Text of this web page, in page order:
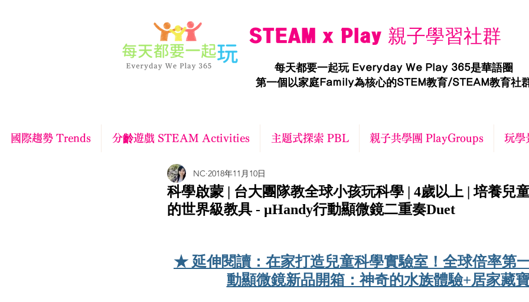
STEAM x Play 親子學習社群
每天都要一起玩 Everyday We Play 365是華語圈
第一個以家庭Family為核心的STEM教育/STEAM教育社
國際趨勢 Trends 分齡遊戲 STEAM Activities 主題式探索 PBL 親子共學團 PlayGroups 玩
科學啟蒙 | 台大團隊教全球小孩玩科學 | 4歲以上 | 培養兒
的世界級教具 - µHandy行動顯微鏡二重奏Duet
NC 2018年11月10日
★ 延伸閱讀：在家打造兒童科學實驗室！全球倍率第
動顯微鏡新品開箱：神奇的水族體驗+居家藏